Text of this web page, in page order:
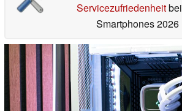
Servicezufriedenheitbei
Smartphones 2026